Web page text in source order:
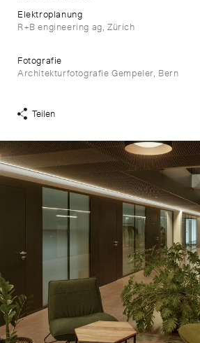
Elektroplanung
R+B engineering ag, Zürich
Fotografie
Architekturfotografie Gempeler, Bern
Teilen
Links
anzeigen